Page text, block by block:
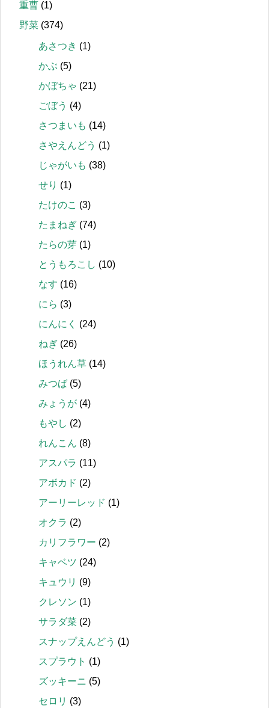
重曹 (1)
野菜 (374)
あさつき (1)
かぶ (5)
かぼちゃ (21)
ごぼう (4)
さつまいも (14)
さやえんどう (1)
じゃがいも (38)
せり (1)
たけのこ (3)
たまねぎ (74)
たらの芽 (1)
とうもろこし (10)
なす (16)
にら (3)
にんにく
(24)
ねぎ (26)
ほうれん草 (14)
みつば (5)
みょうが (4)
もやし (2)
れんこん (8)
アスパラ (11)
アボカド (2)
アーリーレッド (1)
オクラ (2)
カリフラワー (2)
キャベツ (24)
キュウリ (9)
クレソン (1)
サラダ菜 (2)
スナップえんどう (1)
スプラウト (1)
ズッキーニ (5)
セロリ (3)